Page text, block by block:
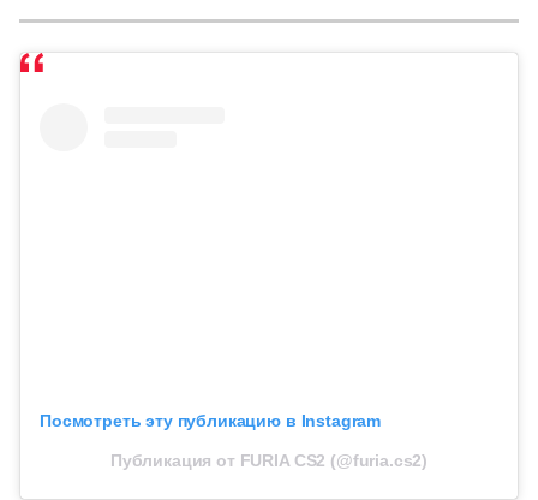
Посмотреть эту публикацию в Instagram
Публикация от FURIA CS2 (@furia.cs2)